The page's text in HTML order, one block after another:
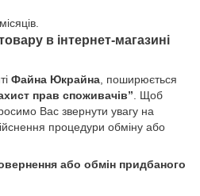
в інтернет-магазині
Файна Юкрайна, поширюється
прав споживачів”. Щоб
Вас звернути увагу на
процедури обміну або
або обмін придбаного